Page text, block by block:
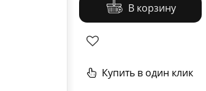
В корзину
Купить в один клик